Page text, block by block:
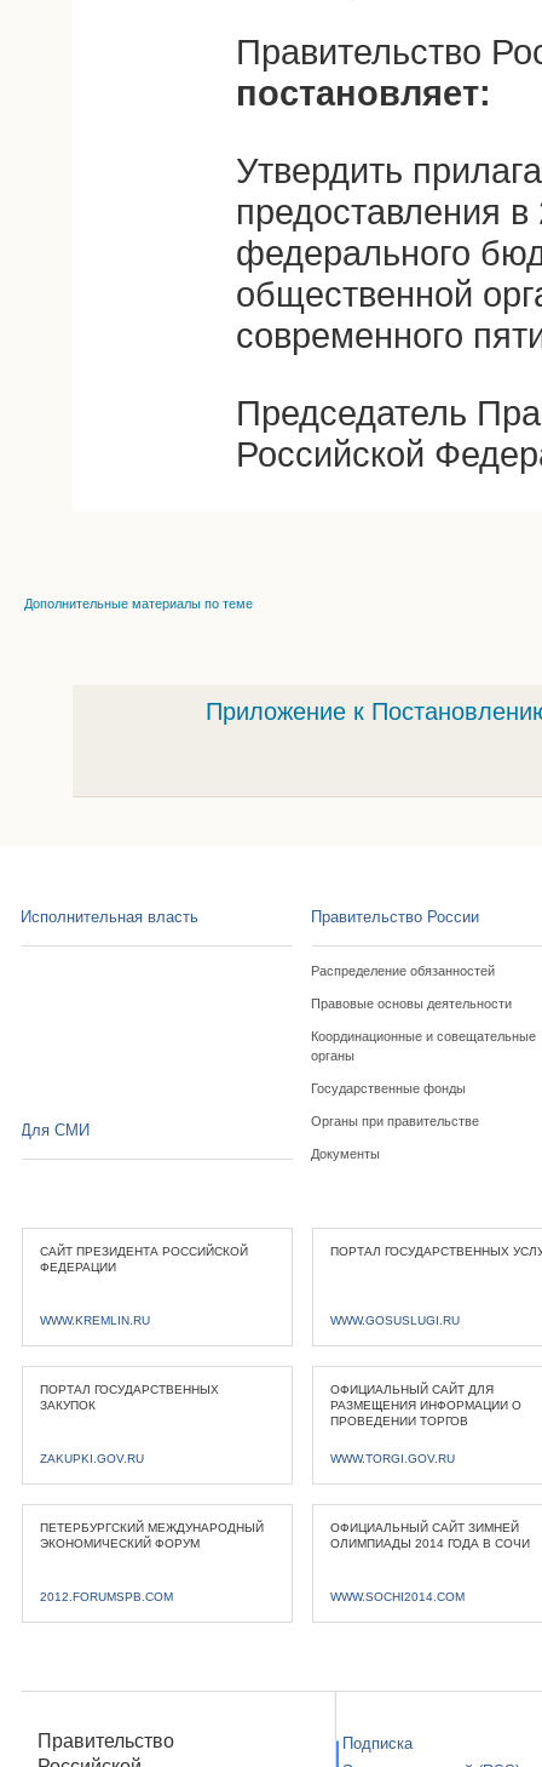
Правительство
постановляет:
Утвердить
предоставления в
федерального
общественной
современного
Председатель
Российской
Дополнительные материалы по теме
Приложение к
Исполнительная власть Правительство России
Распределение обязанностей
Правовые основы деятельности
Координационные и совещательные
органы
Государственные фонды
Органы при правительстве
Документы
Для СМИ
САЙТ ПРЕЗИДЕНТА РОССИЙСКОЙ
ФЕДЕРАЦИИ
WWW.KREMLIN.RU
ПОРТАЛ ГОСУДАРСТВЕННЫХ
WWW.GOSUSLUGI.RU
ПОРТАЛ ГОСУДАРСТВЕННЫХ
ЗАКУПОК
ZAKUPKI.GOV.RU
ОФИЦИАЛЬНЫЙ САЙТ ДЛЯ
РАЗМЕЩЕНИЯ ИНФОРМАЦИИ О
ПРОВЕДЕНИИ ТОРГОВ
WWW.TORGI.GOV.RU
ПЕТЕРБУРГСКИЙ МЕЖДУНАРОДНЫЙ
ЭКОНОМИЧЕСКИЙ ФОРУМ
2012.FORUMSPB.COM
ОФИЦИАЛЬНЫЙ САЙТ ЗИМНЕЙ
ОЛИМПИАДЫ 2014 ГОДА В СОЧИ
WWW.SOCHI2014.COM
Правительство
Подписка